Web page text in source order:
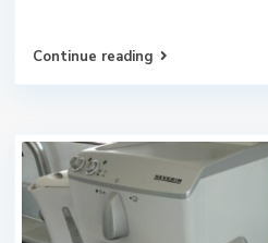
Continue reading